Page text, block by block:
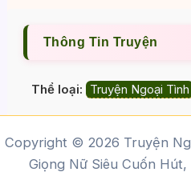
Thông Tin Truyện
Thể loại: Truyện Ngoại Tình
Copyright © 2026 Truyện
Giọng Nữ Siêu Cuốn Hút,